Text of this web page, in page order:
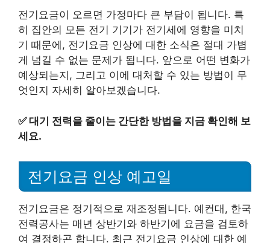
전기요금이 오르면 가정마다 큰 부담이 됩니다. 특
히 집안의 모든 전기 기기가 전기세에 영향을 미치
기 때문에, 전기요금 인상에 대한 소식은 절대 가볍
게 넘길 수 없는 문제가 됩니다. 앞으로 어떤 변화가
예상되는지, 그리고 이에 대처할 수 있는 방법이 무
엇인지 자세히 알아보겠습니다.
✅대기 전력을 줄이는 간단한 방법을 지금 확인해 보
세요.
전기요금 인상 예고일
전기요금은 정기적으로 재조정됩니다. 예컨대, 한국
전력공사는 매년 상반기와 하반기에 요금을 검토하
여 결정하곤 합니다. 최근 전기요금 인상에 대한 예